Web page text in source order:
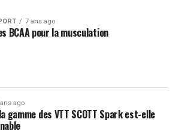
7 ans ago
BCAA pour la musculation
ago
gamme des VTT SCOTT Spark est-elle